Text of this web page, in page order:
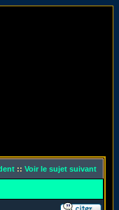
:: Voir le sujet suivant